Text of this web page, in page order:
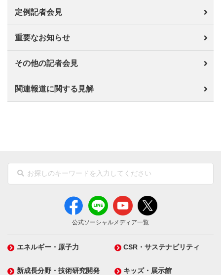
定例記者会見
重要なお知らせ
その他の記者会見
関連報道に関する見解
公式ソーシャルメディア一覧
エネルギー・原子力 CSR・サステナビリティ
新成長分野・技術研究開発 キッズ・展示館